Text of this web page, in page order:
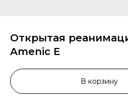
Открытая
Amenic E
В корзину